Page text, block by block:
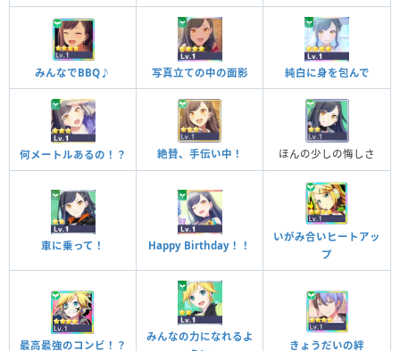
みんなでBBQ♪ 写真立ての中の面影 純白に身を包んで
何メートルあるの！？ 絶賛、手伝い中！ ほんの少しの悔しさ
車に乗って！ Happy Birthday！！
いがみ合いヒートアッ
プ
最高最強のコンビ！？
みんなの力になれるよ
きょうだいの絆